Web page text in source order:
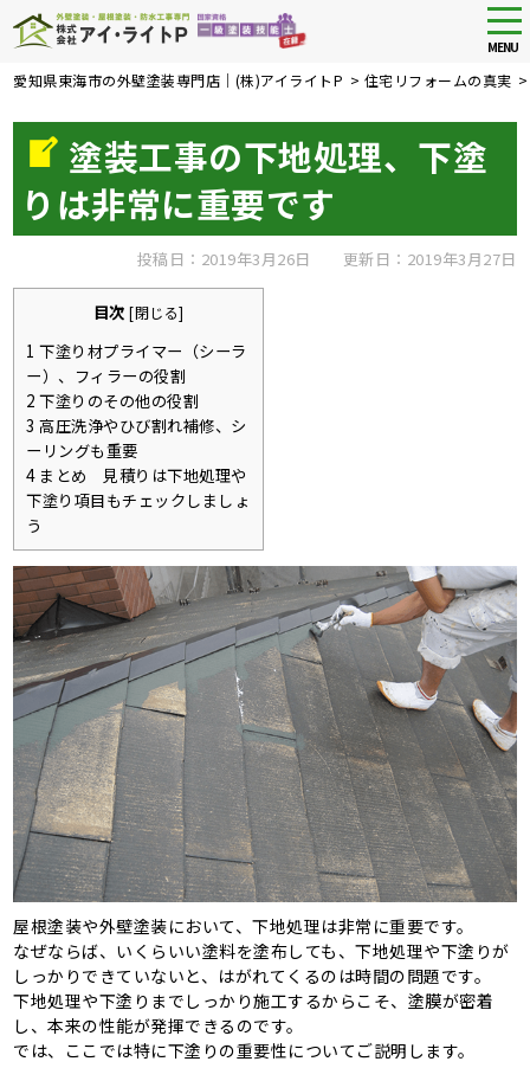
Skip
main
content
MENU
愛知県東海市の外壁塗装専門店｜(株)アイライトP > 住宅リフォームの真実
塗装工事の下地処理、下塗
りは非常に重要です
投稿日：2019年3月26日 更新日：2019年3月27日
目次 [閉じる]
1 下塗り材プライマー（シーラ
ー）、フィラーの役割
2 下塗りのその他の役割
3 高圧洗浄やひび割れ補修、シ
ーリングも重要
4まとめ 見積りは下地処理や
下塗り項目もチェックしましょ
う
屋根塗装や外壁塗装において、下地処理は非常に重要です。
なぜならば、いくらいい塗料を塗布しても、下地処理や下塗りが
しっかりできていないと、はがれてくるのは時間の問題です。
下地処理や下塗りまでしっかり施工するからこそ、塗膜が密着
し、本来の性能が発揮できるのです。
では、ここでは特に下塗りの重要性についてご説明します。